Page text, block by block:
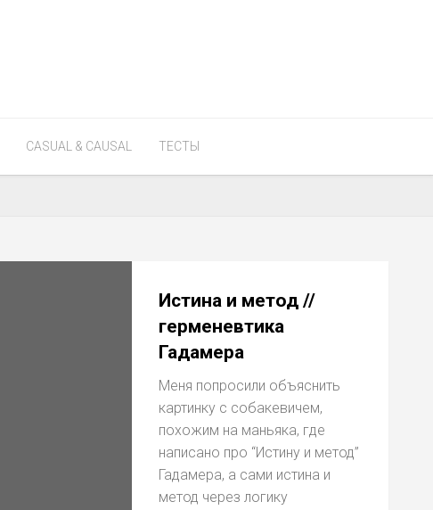
CASUAL & CAUSAL ТЕСТЫ
Истина и метод //
герменевтика
Гадамера
Меня попросили объяснить
картинку с собакевичем,
похожим на маньяка, где
написано про “Истину и метод”
Гадамера, а сами истина и
метод через логику